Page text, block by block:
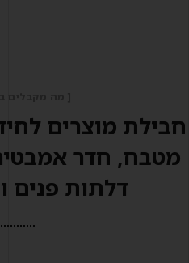
חבילת מוצרים
מטבח, חדר
דלתות פנים